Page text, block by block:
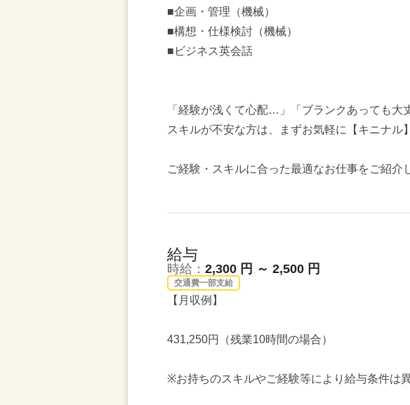
■企画・管理（機械）
■構想・仕様検討（機械）
■ビジネス英会話
「経験が浅くて心配…」「ブランクあっても
スキルが不安な方は、まずお気軽に【キニナル
ご経験・スキルに合った最適なお仕事をご紹介
給与
時給： 2,300 円 ～ 2,500 円
交通費一部支給
【月収例】
431,250円（残業10時間の場合）
※お持ちのスキルやご経験等により給与条件は異